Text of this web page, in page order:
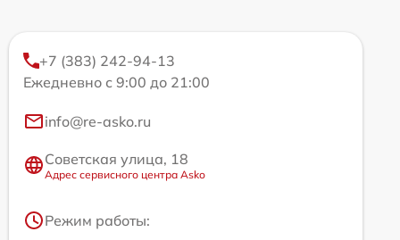
+7 (383) 242-94-13
Ежедневно с 9:00 до 21:00
info@re-asko.ru
Советская улица, 18
Адрес сервисного центра Asko
Режим работы: